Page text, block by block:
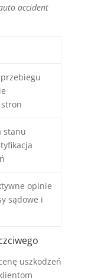
accident
stanu
opinie
sądowe i
uszkodzeń